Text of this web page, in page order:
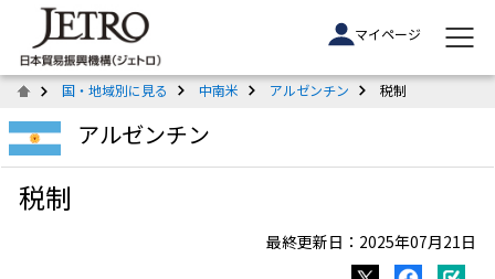
マイページ
国・地域別に見る 中南米 アルゼンチン 税制
アルゼンチン
税制
最終更新日：2025年07月21日